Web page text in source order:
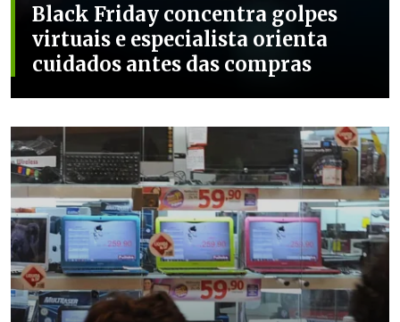
Black Friday concentra golpes
virtuais e especialista orienta
cuidados antes das compras